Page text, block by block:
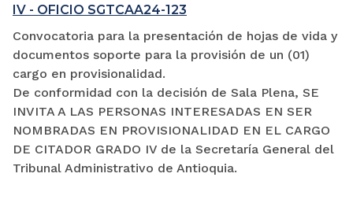
IV - OFICIO SGTCAA24-123
Convocatoria para la presentación de hojas de vida y
documentos soporte para la provisión de un (01)
cargo en provisionalidad.
De conformidad con la decisión de Sala Plena, SE
INVITA A LAS PERSONAS INTERESADAS EN SER
NOMBRADAS EN PROVISIONALIDAD EN EL CARGO
DE CITADOR GRADO IV de la Secretaría General del
Tribunal Administrativo de Antioquia.